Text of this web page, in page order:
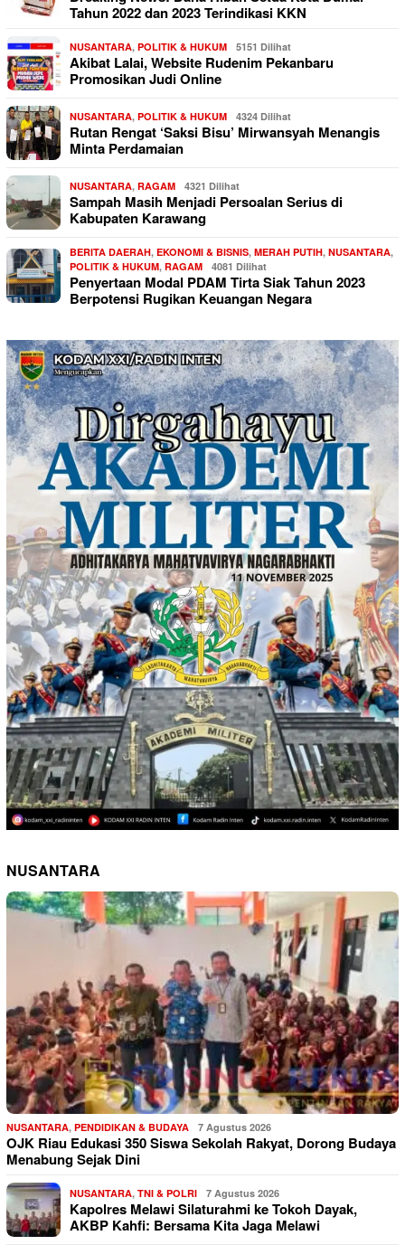
Tahun 2022 dan 2023 Terindikasi KKN
NUSANTARA, POLITIK & HUKUM 5151 Dilihat
Akibat Lalai, Website Rudenim Pekanbaru
Promosikan Judi Online
NUSANTARA, POLITIK & HUKUM 4324 Dilihat
Rutan Rengat ‘Saksi Bisu’ Mirwansyah Menangis
Minta Perdamaian
NUSANTARA, RAGAM 4321 Dilihat
Sampah Masih Menjadi Persoalan Serius di
Kabupaten Karawang
BERITA DAERAH, EKONOMI & BISNIS, MERAH PUTIH, NUSANTARA,
POLITIK & HUKUM, RAGAM 4081 Dilihat
Penyertaan Modal PDAM Tirta Siak Tahun 2023
Berpotensi Rugikan Keuangan Negara
NUSANTARA
NUSANTARA, PENDIDIKAN & BUDAYA 7 Agustus 2026
OJK Riau Edukasi 350 Siswa Sekolah Rakyat, Dorong Budaya
Menabung Sejak Dini
NUSANTARA, TNI & POLRI 7 Agustus 2026
Kapolres Melawi Silaturahmi ke Tokoh Dayak,
AKBP Kahfi: Bersama Kita Jaga Melawi